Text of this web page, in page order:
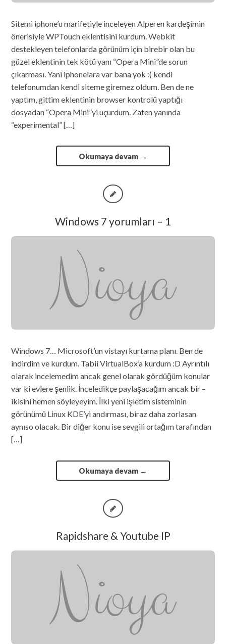
Sitemi iphone’u marifetiyle inceleyen Alperen kardeşimin
önerisiyle WPTouch eklentisini kurdum. Webkit
destekleyen telefonlarda görünüm için birebir olan bu
güzel eklentinin tek kötü yanı “Opera Mini”de sorun
çıkarması. Yani iphonelara var bana yok :( kendi
telefonumdan kendi siteme giremez oldum. Ben de ne
yaptım, gittim eklentinin browser kontrolü yaptığı
dosyadan “Opera Mini”yi uçurdum. Zaten yanında
“experimental” […]
Okumaya devam →
Windows 7 yorumları – 1
Windows 7… Microsoft’un vistayı kurtama planı. Ben de
indirdim ve kurdum. Tabii VirtualBox’a kurdum :D Ayrıntılı
olarak incelemedim ancak genel olarak gördüğüm konular
var ki evlere şenlik. İnceledikçe paylaşacağım ancak bir –
ikisini hemen söyleyeyim. İlki yeni işletim sisteminin
görünümü Linux KDE’yi andırması, biraz daha zorlasan
aynıso olacak. Bir diğer konu ise sevgili ortağım tarafından
[…]
Okumaya devam →
Rapidshare & Youtube IP